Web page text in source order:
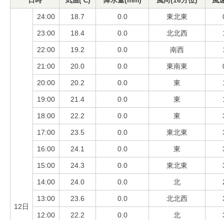
12日
24:00 18.7 0.0 東北東
23:00 18.4 0.0 北北西
22:00 19.2 0.0 南西
21:00 20.0 0.0 東南東
20:00 20.2 0.0 東
19:00 21.4 0.0 東
18:00 22.2 0.0 東
17:00 23.5 0.0 東北東
16:00 24.1 0.0 東
15:00 24.3 0.0 東北東
14:00 24.0 0.0 北
13:00 23.6 0.0 北北西
12:00 22.2 0.0 北